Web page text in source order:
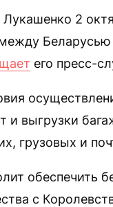
Лукашенко 2
его пресс-
и выгрузки
грузовых и
обеспечить
с